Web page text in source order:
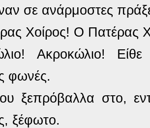
σε ανάρμοστες
Χοίρος! Ο Πατέρας
Ακροκώλιο!
φωνές.
ξεπρόβαλλα στο,
ξέφωτο.